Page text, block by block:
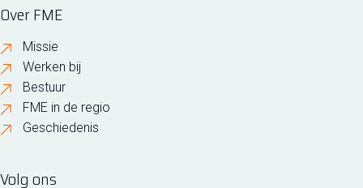
Over FME
Missie
Werken bij
Bestuur
FME in de regio
Geschiedenis
Volg ons